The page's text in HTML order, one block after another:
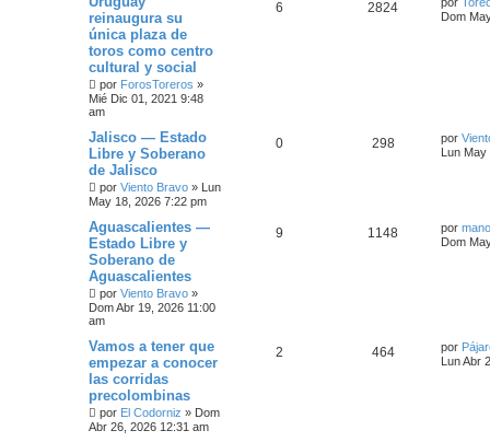
reinaugura su
única plaza de
toros como centro
cultural y social
por ForosToreros »
Mié Dic 01, 2021 9:48
am
6 2824
Dom
Jalisco — Estado
Libre y Soberano
de Jalisco
por Viento Bravo » Lun
May 18, 2026 7:22 pm
0 298 por
Lun May
Aguascalientes —
Estado Libre y
Soberano de
Aguascalientes
por Viento Bravo »
Dom Abr 19, 2026 11:00
am
9 1148 por
Dom
Vamos a tener que
empezar a conocer
las corridas
precolombinas
por El Codorniz » Dom
Abr 26, 2026 12:31 am
2 464 por
Lun Abr